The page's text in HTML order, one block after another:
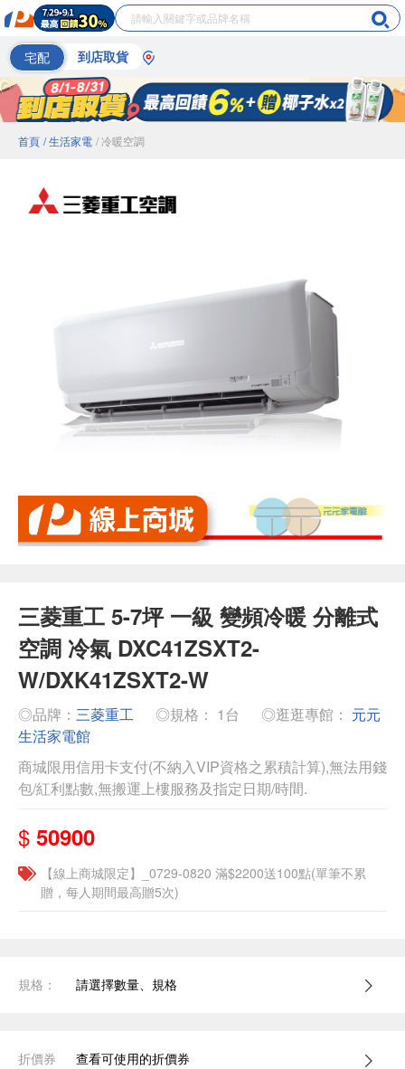
宅配 到店取貨
首頁 / 生活家電 / 冷暖空調
三菱重工 5-7坪 一級 變頻冷暖 分離式
空調 冷氣 DXC41ZSXT2-
W/DXK41ZSXT2-W
◎品牌： 三菱重工 ◎規格： 1台 ◎逛逛專館： 元元
生活家電館
商城限用信用卡支付(不納入VIP資格之累積計算),無法用錢
包/紅利點數,無搬運上樓服務及指定日期/時間.
$ 50900
【線上商城限定】_0729-0820 滿$2200送100點(單筆不累
贈，每人期間最高贈5次)
規格： 請選擇數量、規格
折價券 查看可使用的折價券